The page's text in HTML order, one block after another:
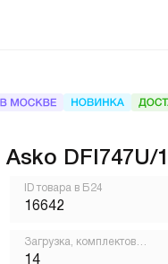
Asko DFI747U/1
ID товара в Б24
16642
Загрузка, комплектов
посуды
14